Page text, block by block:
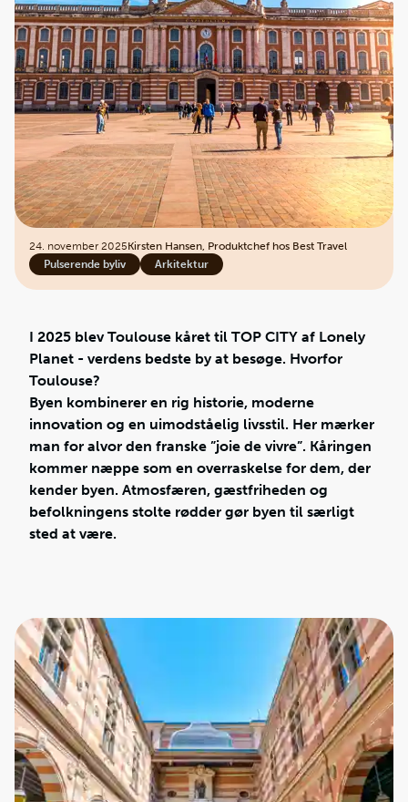
24. november 2025Kirsten Hansen, Produktchef hos Best Travel
Pulserende byliv
Arkitektur
I 2025 blev Toulouse kåret til TOP CITY af Lonely
Planet - verdens bedste by at besøge. Hvorfor
Toulouse?
Byen kombinerer en rig historie, moderne
innovation og en uimodståelig livsstil. Her mærker
man for alvor den franske ”joie de vivre”. Kåringen
kommer næppe som en overraskelse for dem, der
kender byen. Atmosfæren, gæstfriheden og
befolkningens stolte rødder gør byen til særligt
sted at være.